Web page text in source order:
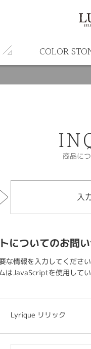
COLOR
商品に
入
についてのお問
な情報を入力してくださ
はJavaScriptを使用して
Lyrique リリック